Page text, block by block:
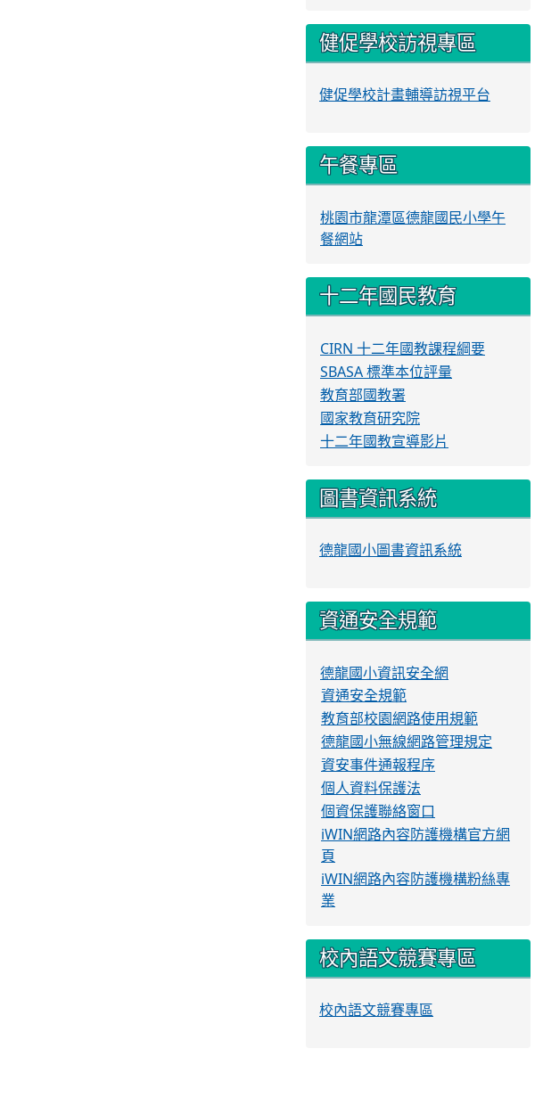
健促學校訪視專區
健促學校計畫輔導訪視平台
午餐專區
桃園市龍潭區德龍國民小學午
餐網站
十二年國民教育
CIRN 十二年國教課程綱要
SBASA 標準本位評量
教育部國教署
國家教育研究院
十二年國教宣導影片
圖書資訊系統
德龍國小圖書資訊系統
資通安全規範
德龍國小資訊安全網
資通安全規範
教育部校園網路使用規範
德龍國小無線網路管理規定
資安事件通報程序
個人資料保護法
個資保護聯絡窗口
iWIN網路內容防護機構官方網
頁
iWIN網路內容防護機構粉絲專
業
校內語文競賽專區
校內語文競賽專區